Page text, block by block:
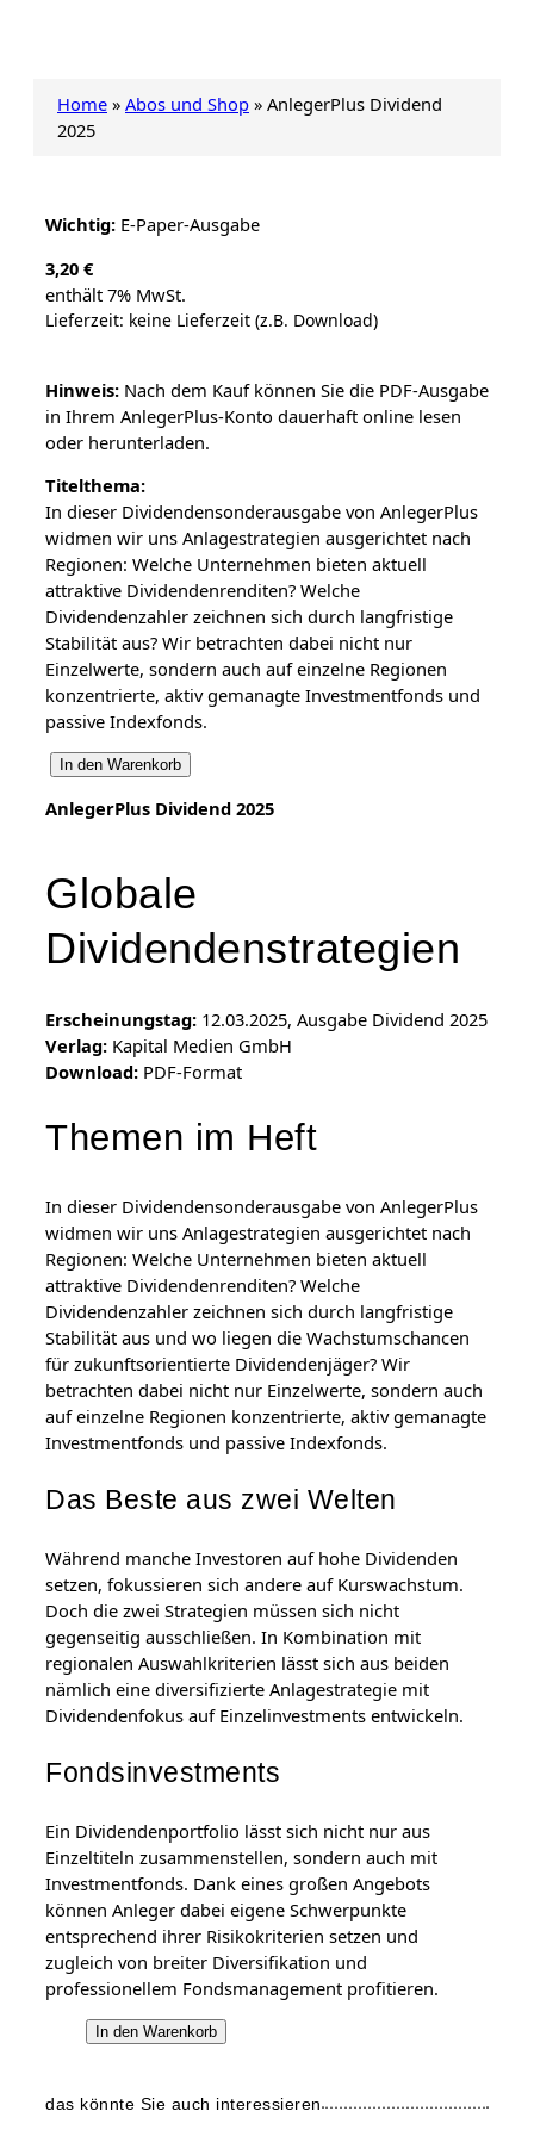
Home » Abos und Shop » AnlegerPlus Dividend
2025
Wichtig: E-Paper-Ausgabe
3,20 €
enthält 7% MwSt.
Lieferzeit: keine Lieferzeit (z.B. Download)
Hinweis: Nach dem Kauf können Sie die PDF-Ausgabe
in Ihrem AnlegerPlus-Konto dauerhaft online lesen
oder herunterladen.
Titelthema:
In dieser Dividendensonderausgabe von AnlegerPlus
widmen wir uns Anlagestrategien ausgerichtet nach
Regionen: Welche Unternehmen bieten aktuell
attraktive Dividendenrenditen? Welche
Dividendenzahler zeichnen sich durch langfristige
Stabilität aus? Wir betrachten dabei nicht nur
Einzelwerte, sondern auch auf einzelne Regionen
konzentrierte, aktiv gemanagte Investmentfonds und
passive Indexfonds.
l
e
s
D
i
i
n
d
2
0
2
5
[
D
i
g
l
]
M
e
n
g
e
In den Warenkorb
AnlegerPlus Dividend 2025
Globale
Dividendenstrategien
Erscheinungstag: 12.03.2025, Ausgabe Dividend 2025
Verlag: Kapital Medien GmbH
Download: PDF-Format
Themen im Heft
In dieser Dividendensonderausgabe von AnlegerPlus
widmen wir uns Anlagestrategien ausgerichtet nach
Regionen: Welche Unternehmen bieten aktuell
attraktive Dividendenrenditen? Welche
Dividendenzahler zeichnen sich durch langfristige
Stabilität aus und wo liegen die Wachstumschancen
für zukunftsorientierte Dividendenjäger? Wir
betrachten dabei nicht nur Einzelwerte, sondern auch
auf einzelne Regionen konzentrierte, aktiv gemanagte
Investmentfonds und passive Indexfonds.
Das Beste aus zwei Welten
Während manche Investoren auf hohe Dividenden
setzen, fokussieren sich andere auf Kurswachstum.
Doch die zwei Strategien müssen sich nicht
gegenseitig ausschließen. In Kombination mit
regionalen Auswahlkriterien lässt sich aus beiden
nämlich eine diversifizierte Anlagestrategie mit
Dividendenfokus auf Einzelinvestments entwickeln.
Fondsinvestments
Ein Dividendenportfolio lässt sich nicht nur aus
Einzeltiteln zusammenstellen, sondern auch mit
Investmentfonds. Dank eines großen Angebots
können Anleger dabei eigene Schwerpunkte
entsprechend ihrer Risikokriterien setzen und
zugleich von breiter Diversifikation und
professionellem Fondsmanagement profitieren.
A
e
In den Warenkorb
das könnte Sie auch interessieren